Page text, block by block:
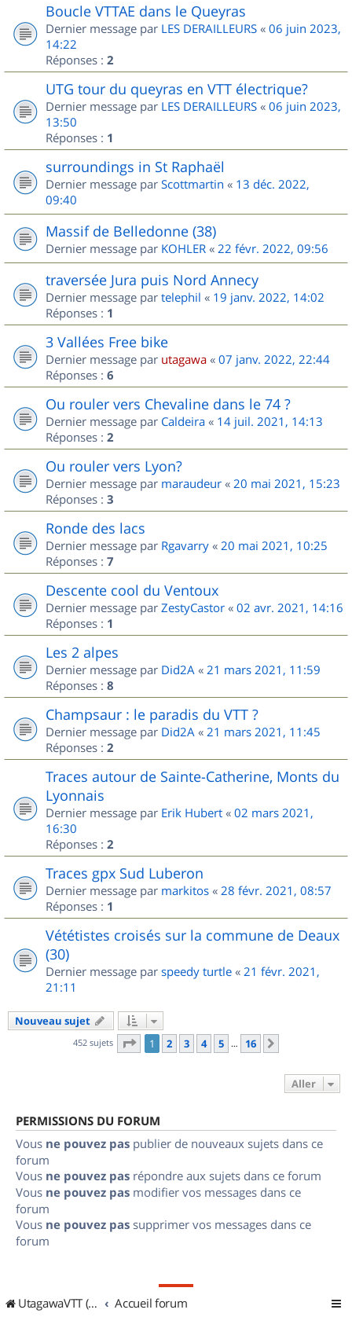
Boucle VTTAE dans le Queyras
Dernier message par LES DERAILLEURS « 06 juin 2023,
14:22
Réponses : 2
UTG tour du queyras en VTT électrique?
Dernier message par LES DERAILLEURS « 06 juin 2023,
13:50
Réponses : 1
surroundings in St Raphaël
Dernier message par Scottmartin « 13 déc. 2022,
09:40
Massif de Belledonne (38)
Dernier message par KOHLER « 22 févr. 2022, 09:56
traversée Jura puis Nord Annecy
Dernier message par telephil « 19 janv. 2022, 14:02
Réponses : 1
3 Vallées Free bike
Dernier message par utagawa « 07 janv. 2022, 22:44
Réponses : 6
Ou rouler vers Chevaline dans le 74 ?
Dernier message par Caldeira « 14 juil. 2021, 14:13
Réponses : 2
Ou rouler vers Lyon?
Dernier message par maraudeur « 20 mai 2021, 15:23
Réponses : 3
Ronde des lacs
Dernier message par Rgavarry « 20 mai 2021, 10:25
Réponses : 7
Descente cool du Ventoux
Dernier message par ZestyCastor « 02 avr. 2021, 14:16
Réponses : 1
Les 2 alpes
Dernier message par Did2A « 21 mars 2021, 11:59
Réponses : 8
Champsaur : le paradis du VTT ?
Dernier message par Did2A « 21 mars 2021, 11:45
Réponses : 2
Traces autour de Sainte-Catherine, Monts du
Lyonnais
Dernier message par Erik Hubert « 02 mars 2021,
16:30
Réponses : 2
Traces gpx Sud Luberon
Dernier message par markitos « 28 févr. 2021, 08:57
Réponses : 1
Vététistes croisés sur la commune de Deaux
(30)
Dernier message par speedy turtle « 21 févr. 2021,
21:11
Nouveau sujet
452 sujets Page 1sur
1 2 3 4 5 … 16
Aller
PERMISSIONS DU FORUM
Vous ne pouvez pas publier de nouveaux sujets dans ce
forum
Vous ne pouvez pas répondre aux sujets dans ce forum
Vous ne pouvez pas modifier vos messages dans ce
forum
Vous ne pouvez pas supprimer vos messages dans ce
forum
UtagawaVTT (Randos VTT et VTTAE avec traces GPS) Accueil forum